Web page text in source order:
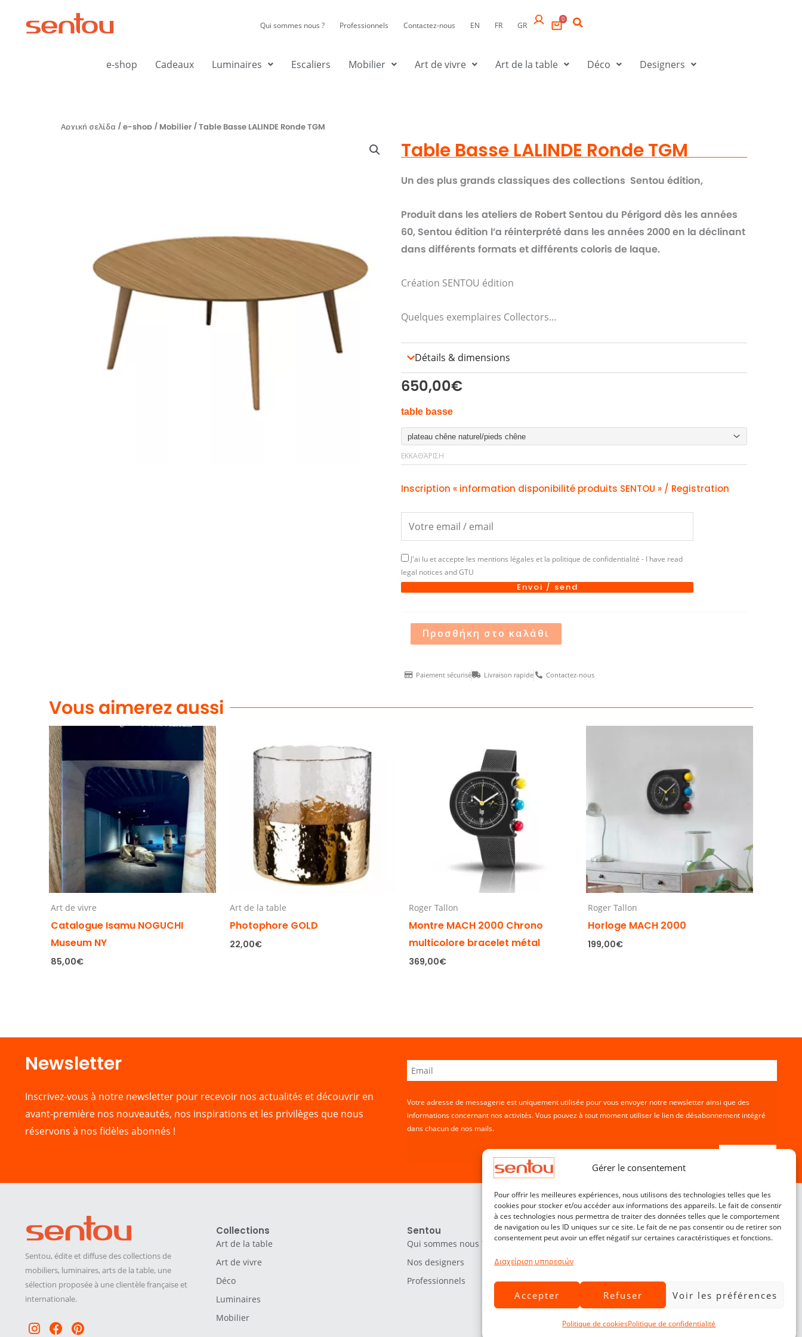
Gérer le consentement
Pour offrir les meilleures expériences, nous utilisons des technologies telles que les
cookies pour stocker et/ou accéder aux informations des appareils. Le fait de consentir
à ces technologies nous permettra de traiter des données telles que le comportement
de navigation ou les ID uniques sur ce site. Le fait de ne pas consentir ou de retirer son
consentement peut avoir un effet négatif sur certaines caractéristiques et fonctions.
Διαχείριση υπηρεσιών
Accepter Refuser Voir les préférences
Politique de cookiesPolitique de confidentialité
Qui sommes nous ? Professionnels Contactez-nous EN FR GR
0
e-shop Cadeaux Luminaires Escaliers Mobilier Art de vivre Art de la table Déco Designers
Αρχική σελίδα /e-shop / Mobilier / Table Basse LALINDE Ronde TGM
Table Basse LALINDE Ronde TGM
Un des plus grands classiques des collections Sentou édition,
Produit dans les ateliers de Robert Sentou du Périgord dès les années
60, Sentou édition l’a réinterprété dans les années 2000 en la déclinant
dans différents formats et différents coloris de laque.
Création SENTOU édition
Quelques exemplaires Collectors…
Détails & dimensions
650,00€
table basse
ΕΚΚΑΘΆΡΙΣΗ
Inscription « information disponibilité produits SENTOU » / Registration
J'ai lu et accepte les mentions légales et la politique de confidentialité - I have read
legal notices and GTU
Envoi / send
Table
Basse
LALINDE
Ronde
ποσότητα
Προσθήκη στο καλάθι
Paiement sécurisé Livraison rapide Contactez-nous
Vous aimerez aussi
Art de vivre
Catalogue Isamu NOGUCHI
Museum NY
85,00€
Art de la table
Photophore GOLD
22,00€
Roger Tallon
Montre MACH 2000 Chrono
multicolore bracelet métal
369,00€
Roger Tallon
Horloge MACH 2000
199,00€
Newsletter​
Inscrivez-vous à notre newsletter pour recevoir nos actualités et découvrir en
avant-première nos nouveautés, nos inspirations et les privilèges que nous
réservons à nos fidèles abonnés !
Votre adresse de messagerie est uniquement utilisée pour vous envoyer notre newsletter ainsi que des
informations concernant nos activités. Vous pouvez à tout moment utiliser le lien de désabonnement intégré
dans chacun de nos mails.
Sentou, édite et diffuse des collections de
mobiliers, luminaires, arts de la table, une
sélection proposée à une clientèle française et
internationale.
Instagram
Facebook
Pinterest
Collections
Art de la table
Art de vivre
Déco
Luminaires
Mobilier
Sentou
Qui sommes nous ?
Nos designers
Professionnels
Service Clients
Contact
Livraisons & Retours
Mentions légales